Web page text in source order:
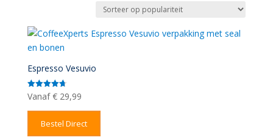
populariteit
Espresso Vesuvio
Gewaardeerd
4.71
Vanaf €29,99
Bestel Direct